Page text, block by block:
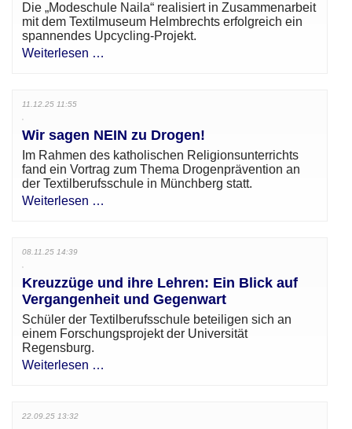
Die „Modeschule Naila“ realisiert in Zusammenarbeit
mit dem Textilmuseum Helmbrechts erfolgreich ein
spannendes Upcycling-Projekt.
Weiterlesen …
11.12.25 11:55
Wir sagen NEIN zu Drogen!
Im Rahmen des katholischen Religionsunterrichts
fand ein Vortrag zum Thema Drogenprävention an
der Textilberufsschule in Münchberg statt.
Weiterlesen …
08.11.25 14:39
Kreuzzüge und ihre Lehren: Ein Blick auf
Vergangenheit und Gegenwart
Schüler der Textilberufsschule beteiligen sich an
einem Forschungsprojekt der Universität
Regensburg.
Weiterlesen …
22.09.25 13:32